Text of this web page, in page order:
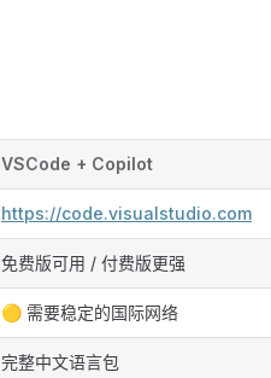
VSCode + Copilot
https://code.visualstudio.com
免费版可用 / 付费版更强
🟡 需要稳定的国际网络
完整中文语言包